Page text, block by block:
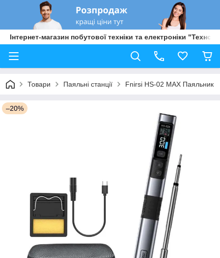
Інтернет-магазин побутової техніки та електроніки "Техно
Товари Паяльні станції Fnirsi HS-02 MAX Паяльник
–20%